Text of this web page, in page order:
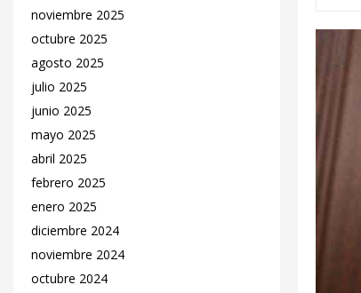
noviembre 2025
octubre 2025
agosto 2025
julio 2025
junio 2025
mayo 2025
abril 2025
febrero 2025
enero 2025
diciembre 2024
noviembre 2024
octubre 2024